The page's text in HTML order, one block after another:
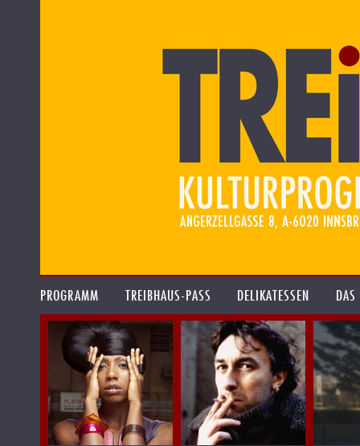
PROGRAMM TREIBHAUS-PASS DELIKATESSEN